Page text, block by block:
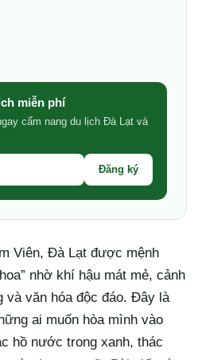
miễn phí
cẩm nang du lịch Đà Lạt và
Đăng ký
Viên, Đà Lạt được mệnh
nhờ khí hậu mát mẻ, cảnh
và văn hóa độc đáo. Đây là
ai muốn hòa mình vào
hồ nước trong xanh, thác